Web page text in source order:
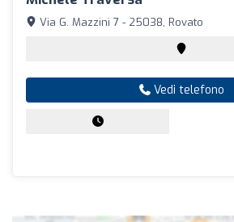
Via G. Mazzini 7 - 25038, Rovato
Vedi telefono